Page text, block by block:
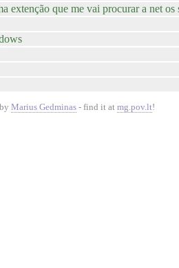
extenção que me vai procurar a net os
Marius Gedminas - find it at mg.pov.lt!